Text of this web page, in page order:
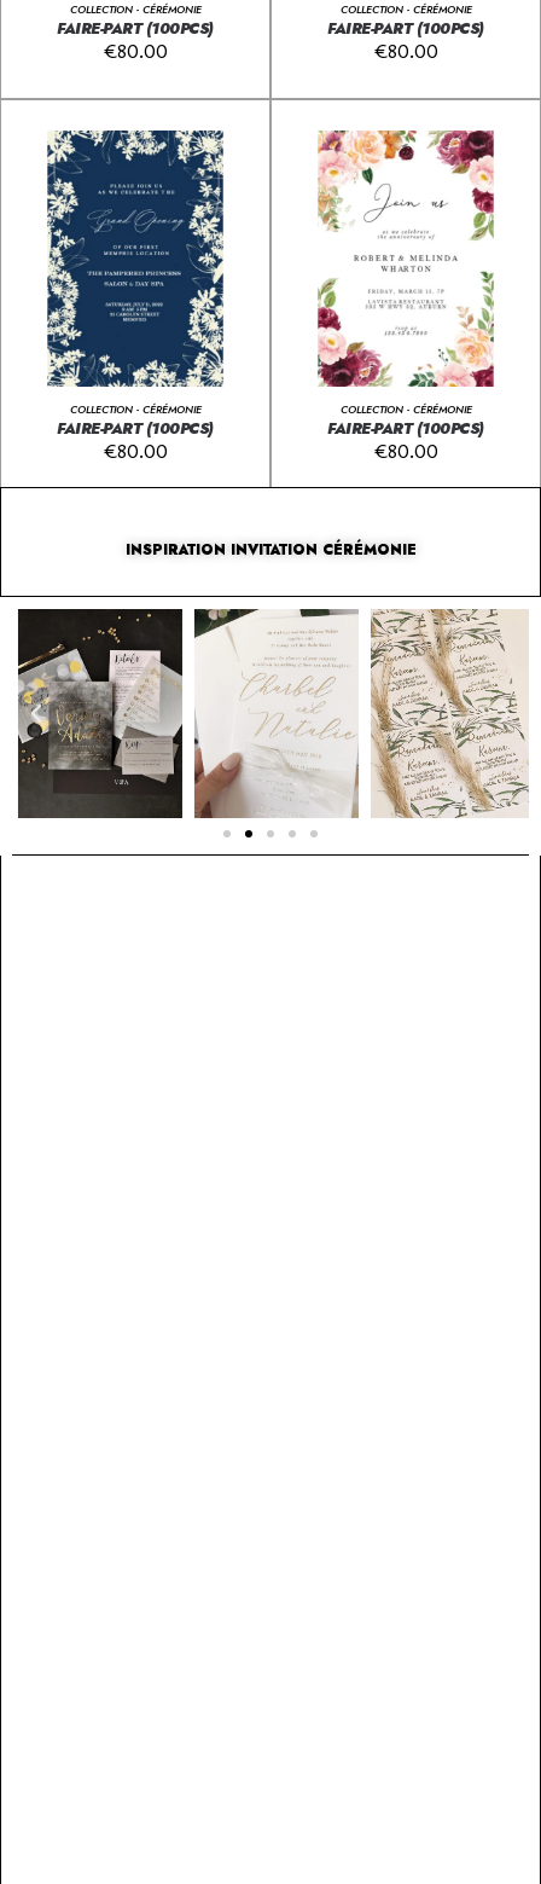
COLLECTION - CÉRÉMONIE
FAIRE-PART (100PCS)
€80.00
COLLECTION - CÉRÉMONIE
FAIRE-PART (100PCS)
€80.00
COLLECTION - CÉRÉMONIE
FAIRE-PART (100PCS)
€80.00
COLLECTION - CÉRÉMONIE
FAIRE-PART (100PCS)
€80.00
INSPIRATION INVITATION CÉRÉMONIE